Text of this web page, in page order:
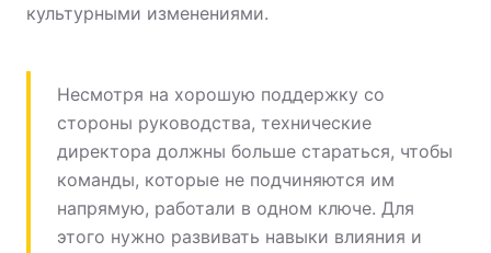
культурными изменениями.
Несмотря на хорошую поддержку со
стороны руководства, технические
директора должны больше стараться, чтобы
команды, которые не подчиняются им
напрямую, работали в одном ключе. Для
этого нужно развивать навыки влияния и